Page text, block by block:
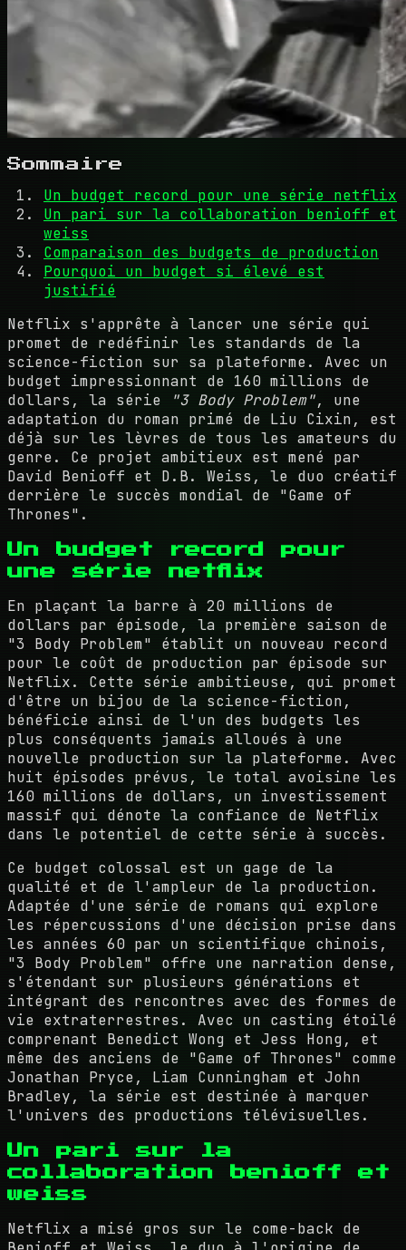
Sommaire
Un budget record pour une série netflix
Un pari sur la collaboration benioff et
weiss
Comparaison des budgets de production
Pourquoi un budget si élevé est
justifié
Netflix s'apprête à lancer une série qui
promet de redéfinir les standards de la
science-fiction sur sa plateforme. Avec un
budget impressionnant de 160 millions de
dollars, la série
"3 Body Problem", une
adaptation du roman primé de Liu Cixin, est
déjà sur les lèvres de tous les amateurs du
genre. Ce projet ambitieux est mené par
David Benioff et D.B. Weiss, le duo créatif
derrière le succès mondial de "Game of
Thrones".
Un budget record pour
une série netflix
En plaçant la barre à 20 millions de
dollars par épisode, la première saison de
"3 Body Problem" établit un nouveau record
pour le coût de production par épisode sur
Netflix. Cette série ambitieuse, qui promet
d'être un bijou de la science-fiction,
bénéficie ainsi de l'un des budgets les
plus conséquents jamais alloués à une
nouvelle production sur la plateforme. Avec
huit épisodes prévus, le total avoisine les
160 millions de dollars, un investissement
massif qui dénote la confiance de Netflix
dans le potentiel de cette série à succès.
Ce budget colossal est un gage de la
qualité et de l'ampleur de la production.
Adaptée d'une série de romans qui explore
les répercussions d'une décision prise dans
les années 60 par un scientifique chinois,
"3 Body Problem" offre une narration dense,
s'étendant sur plusieurs générations et
intégrant des rencontres avec des formes de
vie extraterrestres. Avec un casting étoilé
comprenant Benedict Wong et Jess Hong, et
même des anciens de "Game of Thrones" comme
Jonathan Pryce, Liam Cunningham et John
Bradley, la série est destinée à marquer
l'univers des productions télévisuelles.
Un pari sur la
collaboration benioff et
weiss
Netflix a misé gros sur le come-back de